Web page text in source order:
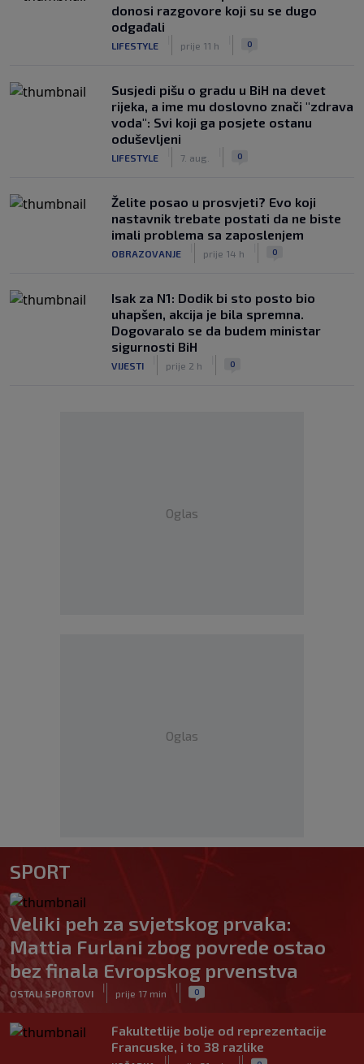
donosi razgovore koji su se dugo
odgađali
LIFESTYLE prije 11 h 0
Susjedi pišu o gradu u BiH na devet
rijeka, a ime mu doslovno znači "zdrava
voda": Svi koji ga posjete ostanu
oduševljeni
LIFESTYLE 7. aug. 0
Želite posao u prosvjeti? Evo koji
nastavnik trebate postati da ne biste
imali problema sa zaposlenjem
OBRAZOVANJE prije 14 h 0
Isak za N1: Dodik bi sto posto bio
uhapšen, akcija je bila spremna.
Dogovaralo se da budem ministar
sigurnosti BiH
VIJESTI prije 2 h 0
Oglas
Oglas
SPORT
Veliki peh za svjetskog prvaka:
Mattia Furlani zbog povrede ostao
bez finala Evropskog prvenstva
OSTALI SPORTOVI
|
prije 17 min
| 0
Fakultetlije bolje od reprezentacije
Francuske, i to 38 razlike
| |